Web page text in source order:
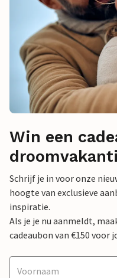
Win een
Schrijf je in voor onze
hoogte van exclusieve
inspiratie.
Als je je nu aanmeldt,
cadeaubon van €150 voor